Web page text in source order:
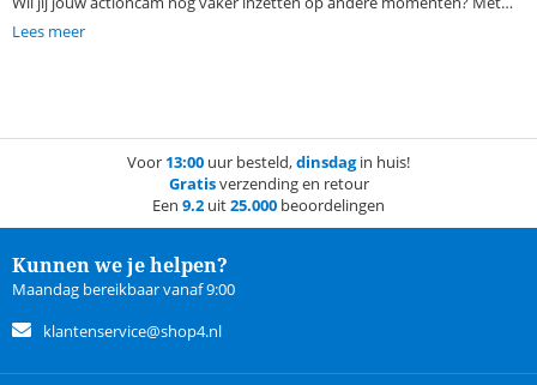
onze Kodak SP360 accessoires kun je jouw actioncam altijd inzetten, ook
de accessoires op werkdagen voor 13:00? Dan mag je je bestelling de
volgende dag al in huis verwachten. Zonder verzendkosten te betalen!
Lees meer
Voor 13:00 uur besteld,dinsdagin huis!
Gratisverzending en retour
Een 9.2 uit25.000 beoordelingen
Kunnen we je helpen?
Maandag bereikbaar vanaf 9:00
klantenservice@shop4.nl